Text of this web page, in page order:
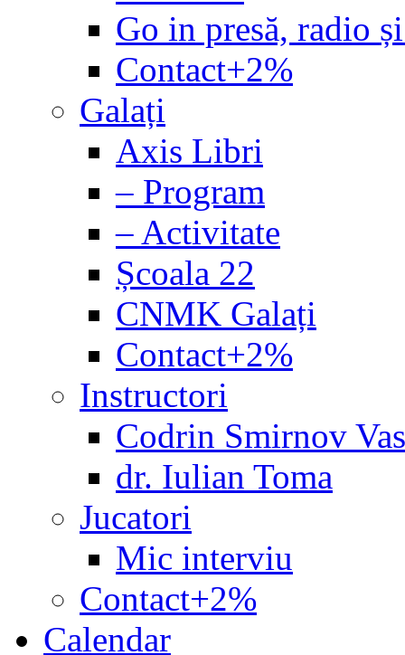
Go in presă, radio
Contact+2%
Galați
Axis Libri
– Program
– Activitate
Școala 22
CNMK Galați
Contact+2%
Instructori
Codrin Smirnov
dr. Iulian Toma
Jucatori
Mic interviu
Contact+2%
Calendar